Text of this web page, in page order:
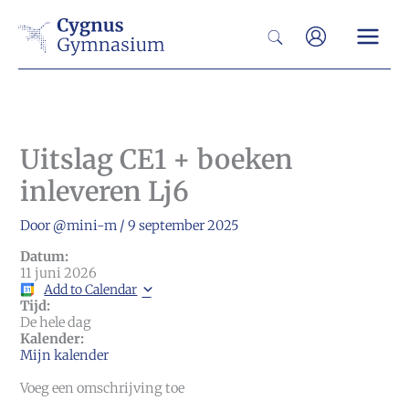
naar
Zoeken
Uitslag CE1 + boeken
inleveren Lj6
Door @mini-m /9 september 2025
Datum:
11 juni 2026
Add to Calendar
Tijd:
De hele dag
Kalender:
Mijn kalender
Voeg een omschrijving toe